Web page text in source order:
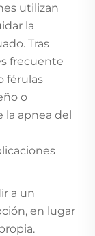
utilizan
la
Tras
frecuente
férulas
o
la apnea del
a un
en lugar